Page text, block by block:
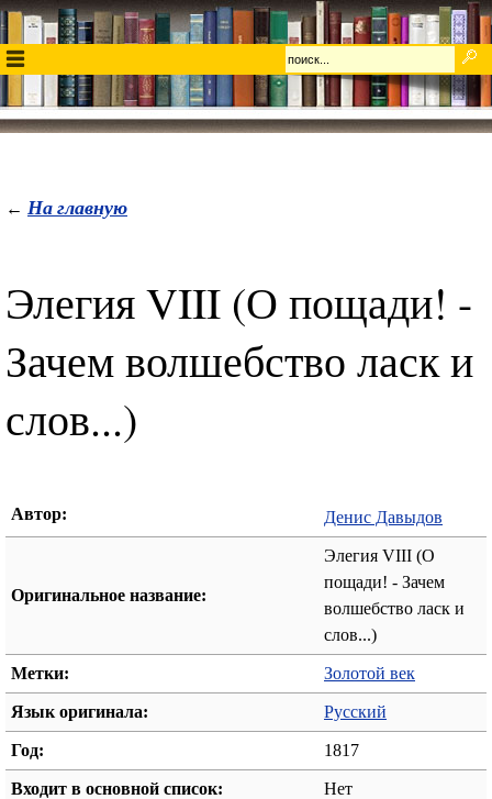
← На главную
Элегия VIII (О пощади! -
Зачем волшебство ласк и
слов...)
Автор: Денис Давыдов
Оригинальное название:
Элегия VIII (О
пощади! - Зачем
волшебство ласк и
слов...)
Метки: Золотой век
Язык оригинала: Русский
Год: 1817
Входит в основной список: Нет